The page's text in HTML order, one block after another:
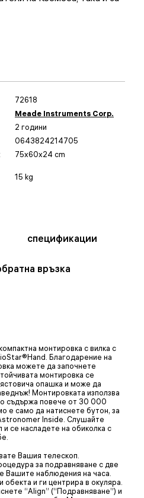
72618
Meade Instruments Corp.
2 години
0643824214705
75x60x24 cm
15 kg
спецификации
връзка
монтировка с вилка с
Благодарение на
можете да започнете
монтировка се
опашка и може да
Монтировката използва
съдържа повече от 30 000
е само да натиснете бутон, за
Inside. Слушайте
се насладете на обиколка с
Вашия телескоп.
за подравняване с две
Вашите наблюдения на часа.
и ги центрира в окуляра.
“Align” (“Подравняване”) и